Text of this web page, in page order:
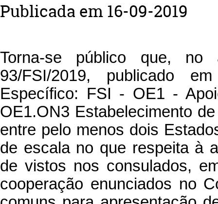
Publicada em 16-09-2019
Torna-se público que,
93/FSI/2019, publicado
Específico: FSI - OE1 -
OE1.ON3 Estabelecimento
entre pelo menos dois
de escala no que respeita à
de vistos nos consulados,
cooperação enunciados no